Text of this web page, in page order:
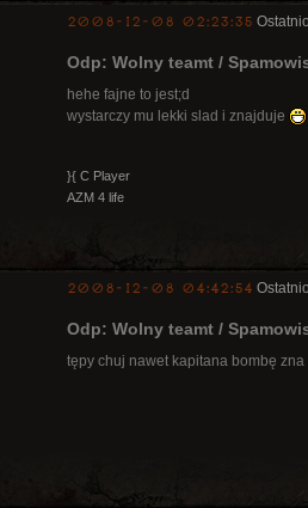
2008-12-08 02:23:35
Odp: Wolny teamt /
hehe fajne to jest;d
wystarczy mu lekki slad i znajduje
}{ C Player
AZM 4 life
2008-12-08 04:42:54
Odp: Wolny teamt /
tępy chuj nawet kapitana bombę zna